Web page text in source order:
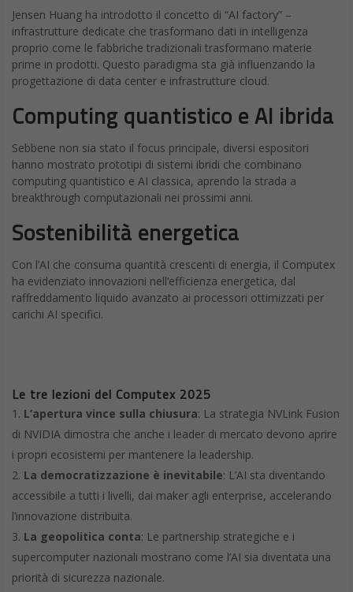
Jensen Huang ha introdotto il concetto di “AI factory” –
infrastrutture dedicate che trasformano dati in intelligenza
proprio come le fabbriche tradizionali trasformano materie
prime in prodotti. Questo paradigma sta già influenzando la
progettazione di data center e infrastrutture cloud.
Computing quantistico e AI ibrida
Sebbene non sia stato il focus principale, diversi espositori
hanno mostrato prototipi di sistemi ibridi che combinano
computing quantistico e AI classica, aprendo la strada a
breakthrough computazionali nei prossimi anni.
Sostenibilità energetica
Con l’AI che consuma quantità crescenti di energia, il Computex
ha evidenziato innovazioni nell’efficienza energetica, dal
raffreddamento liquido avanzato ai processori ottimizzati per
carichi AI specifici.
Le tre lezioni del Computex 2025
L’apertura vince sulla chiusura: La strategia NVLink Fusion
di NVIDIA dimostra che anche i leader di mercato devono aprire
i propri ecosistemi per mantenere la leadership.
La democratizzazione è inevitabile: L’AI sta diventando
accessibile a tutti i livelli, dai maker agli enterprise, accelerando
l’innovazione distribuita.
La geopolitica conta: Le partnership strategiche e i
supercomputer nazionali mostrano come l’AI sia diventata una
priorità di sicurezza nazionale.